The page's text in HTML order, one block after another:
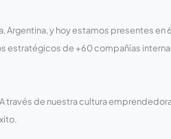
y hoy estamos presentes en
estratégicos de +60 compañías
de nuestra cultura